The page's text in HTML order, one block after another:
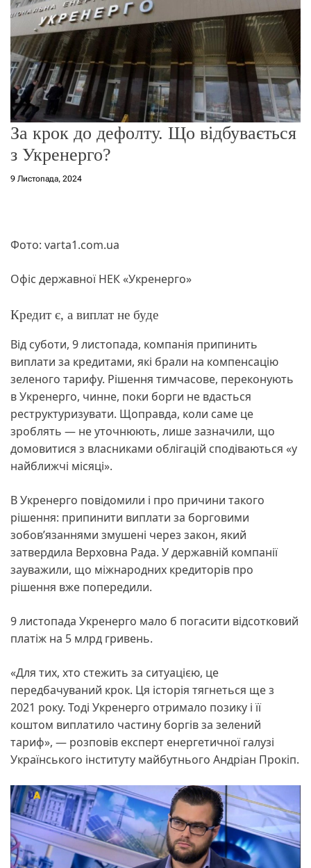
р
е
ж
м
​​За крок до дефолту. Що відбувається
з Укренерго?
9 Листопада, 2024
Фото: varta1.com.ua
Офіс державної НЕК «Укренерго»
Кредит є, а виплат не буде
Від суботи, 9 листопада, компанія припинить
виплати за кредитами, які брали на компенсацію
зеленого тарифу. Рішення тимчасове, переконують
в Укренерго, чинне, поки борги не вдасться
реструктуризувати. Щоправда, коли саме це
зроблять — не уточнюють, лише зазначили, що
домовитися з власниками облігацій сподіваються «у
найближчі місяці».
В Укренерго повідомили і про причини такого
рішення: припинити виплати за борговими
зобов’язаннями змушені через закон, який
затвердила Верховна Рада. У державній компанії
зауважили, що міжнародних кредиторів про
рішення вже попередили.
9 листопада Укренерго мало б погасити відсотковий
платіж на 5 млрд гривень.
«Для тих, хто стежить за ситуацією, це
передбачуваний крок. Ця історія тягнеться ще з
2021 року. Тоді Укренерго отримало позику і її
коштом виплатило частину боргів за зелений
тариф», — розповів експерт енергетичної галузі
Українського інституту майбутнього Андріан Прокіп.